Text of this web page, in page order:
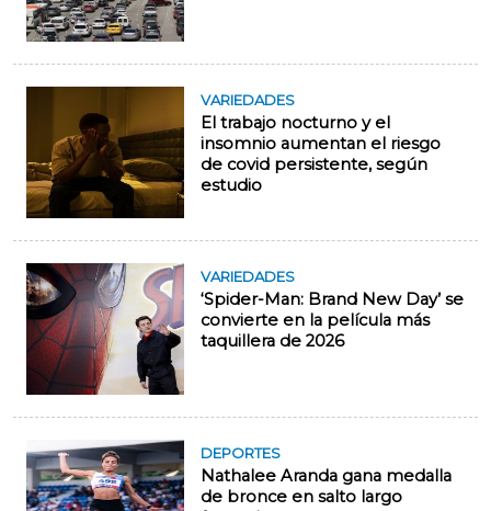
VARIEDADES
El trabajo nocturno y el
insomnio aumentan el riesgo
de covid persistente, según
estudio
VARIEDADES
‘Spider-Man: Brand New Day’ se
convierte en la película más
taquillera de 2026
DEPORTES
Nathalee Aranda gana medalla
de bronce en salto largo